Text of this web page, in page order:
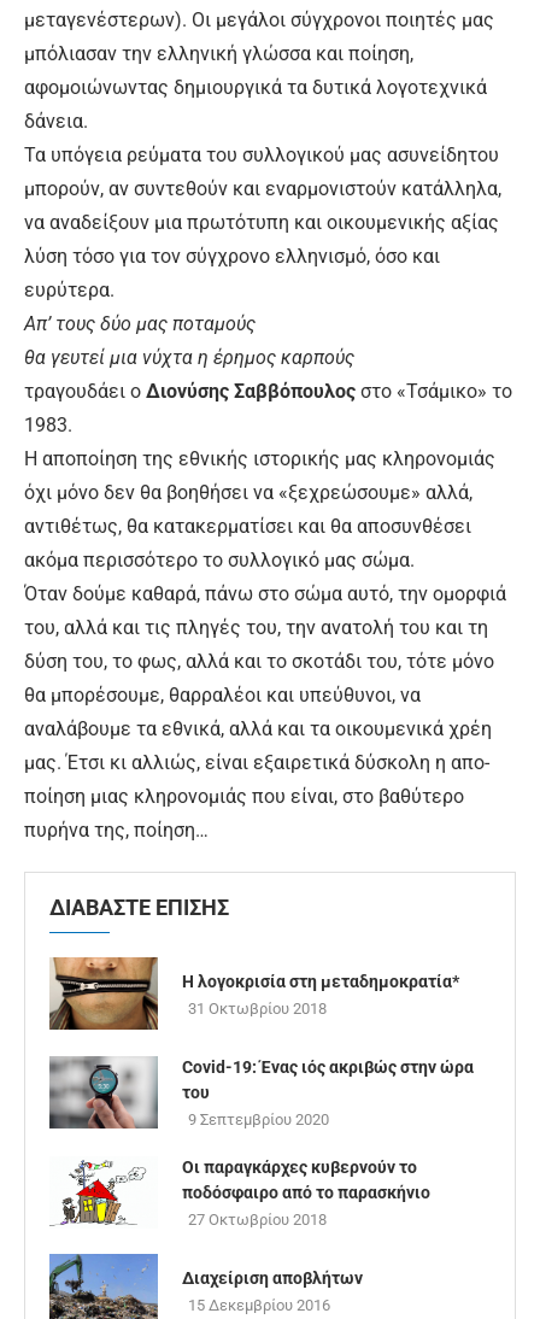
μεταγενέστερων). Οι μεγάλοι σύγχρονοι ποιητές μας
μπόλιασαν την ελληνική γλώσσα και ποίηση,
αφομοιώνωντας δημιουργικά τα δυτικά λογοτεχνικά
δάνεια.
Τα υπόγεια ρεύματα του συλλογικού μας ασυνείδητου
μπορούν, αν συντεθούν και εναρμονιστούν κατάλληλα,
να αναδείξουν μια πρωτότυπη και οικουμενικής αξίας
λύση τόσο για τον σύγχρονο ελληνισμό, όσο και
ευρύτερα.
Απ’ τους δύο μας ποταμούς
θα γευτεί μια νύχτα η έρημος καρπούς
τραγουδάει ο Διονύσης Σαββόπουλος στο «Τσάμικο» το
1983.
Η αποποίηση της εθνικής ιστορικής μας κληρονομιάς
όχι μόνο δεν θα βοηθήσει να «ξεχρεώσουμε» αλλά,
αντιθέτως, θα κατακερματίσει και θα αποσυνθέσει
ακόμα περισσότερο το συλλογικό μας σώμα.
Όταν δούμε καθαρά, πάνω στο σώμα αυτό, την ομορφιά
του, αλλά και τις πληγές του, την ανατολή του και τη
δύση του, το φως, αλλά και το σκοτάδι του, τότε μόνο
θα μπορέσουμε, θαρραλέοι και υπεύθυνοι, να
αναλάβουμε τα εθνικά, αλλά και τα οικουμενικά χρέη
μας. Έτσι κι αλλιώς, είναι εξαιρετικά δύσκολη η απο-
ποίηση μιας κληρονομιάς που είναι, στο βαθύτερο
πυρήνα της, ποίηση…
ΔΙΑΒΑΣΤΕ ΕΠΙΣΗΣ
Η λογοκρισία στη μεταδημοκρατία*
31 Οκτωβρίου 2018
Covid-19: Ένας ιός ακριβώς στην ώρα
του
9 Σεπτεμβρίου 2020
Οι παραγκάρχες κυβερνούν το
ποδόσφαιρο από το παρασκήνιο
27 Οκτωβρίου 2018
Διαχείριση αποβλήτων
15 Δεκεμβρίου 2016